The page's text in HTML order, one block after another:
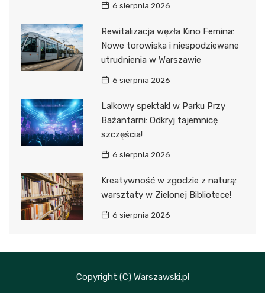
6 sierpnia 2026
Rewitalizacja węzła Kino Femina:
Nowe torowiska i niespodziewane
utrudnienia w Warszawie
6 sierpnia 2026
Lalkowy spektakl w Parku Przy
Bażantarni: Odkryj tajemnicę
szczęścia!
6 sierpnia 2026
Kreatywność w zgodzie z naturą:
warsztaty w Zielonej Bibliotece!
6 sierpnia 2026
Copyright (C) Warszawski.pl